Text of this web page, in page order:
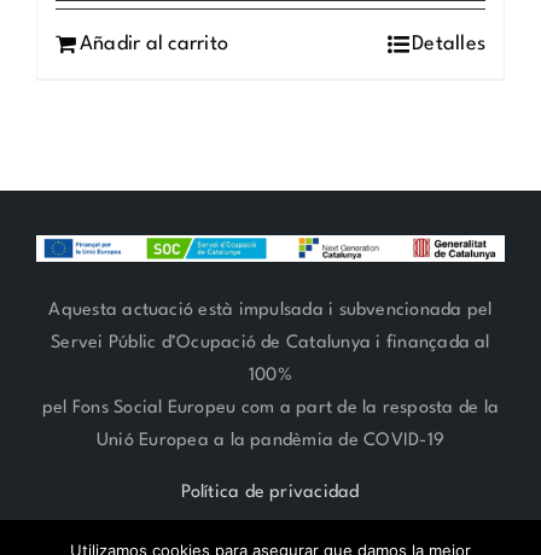
Añadir al carrito Detalles
Aquesta actuació està impulsada i subvencionada pel
Servei Públic d’Ocupació de Catalunya i finançada al
100%
pel Fons Social Europeu com a part de la resposta de la
Unió Europea a la pandèmia de COVID-19
Política de privacidad
Utilizamos cookies para asegurar que damos la mejor